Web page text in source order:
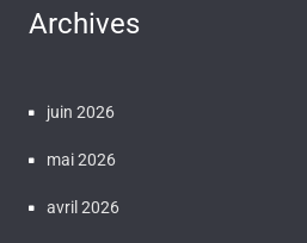
Archives
juin 2026
mai 2026
avril 2026